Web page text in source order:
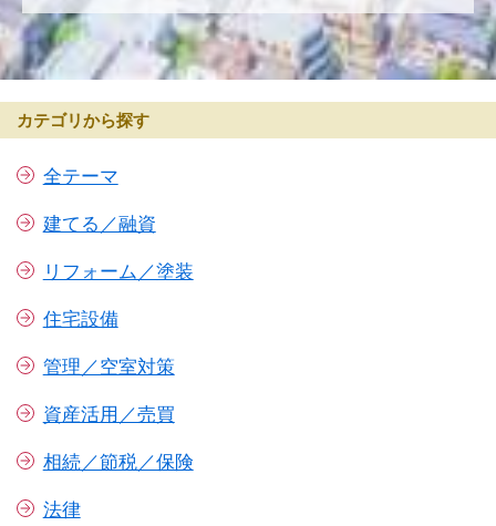
カテゴリから探す
全テーマ
建てる／融資
リフォーム／塗装
住宅設備
管理／空室対策
資産活用／売買
相続／節税／保険
法律